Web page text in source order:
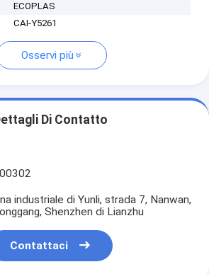
ECOPLAS
CAI-Y5261
Osservi più
Di Contatto
industriale di Yunli, strada 7, Nanwan,
Shenzhen di Lianzhu
Contattaci